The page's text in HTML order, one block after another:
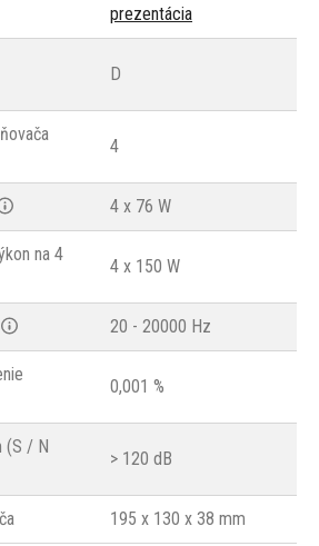
prezentácia
D
4
4 x 76 W
na 4
4 x 150 W
20 - 20000 Hz
0,001 %
(S / N
> 120 dB
195 x 130 x 38 mm